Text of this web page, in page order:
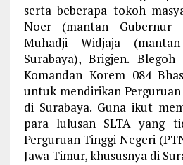
serta beberapa tokoh
Noer (mantan Gubernur
Muhadji Widjaja
Surabaya), Brigjen.
Komandan Korem 084
untuk mendirikan Perguruan
di Surabaya. Guna ikut
para lulusan SLTA yang
Perguruan Tinggi Negeri
Jawa Timur, khususnya di